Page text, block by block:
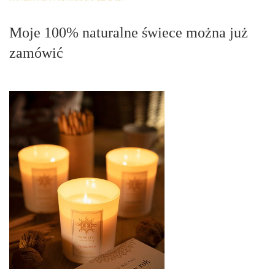
Moje 100% naturalne świece można już
zamówić